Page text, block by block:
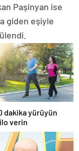
Paşinyan ise
giden eşiyle
dakika yürüyün
verin